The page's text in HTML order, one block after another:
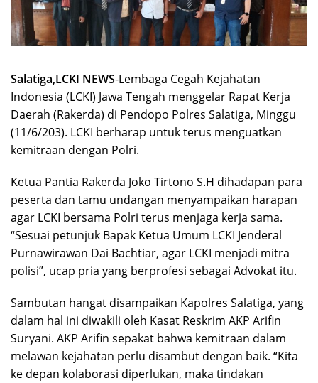
Salatiga,LCKI NEWS-Lembaga Cegah Kejahatan
Indonesia (LCKI) Jawa Tengah menggelar Rapat Kerja
Daerah (Rakerda) di Pendopo Polres Salatiga, Minggu
(11/6/203). LCKI berharap untuk terus menguatkan
kemitraan dengan Polri.
Ketua Pantia Rakerda Joko Tirtono S.H dihadapan para
peserta dan tamu undangan menyampaikan harapan
agar LCKI bersama Polri terus menjaga kerja sama.
“Sesuai petunjuk Bapak Ketua Umum LCKI Jenderal
Purnawirawan Dai Bachtiar, agar LCKI menjadi mitra
polisi”, ucap pria yang berprofesi sebagai Advokat itu.
Sambutan hangat disampaikan Kapolres Salatiga, yang
dalam hal ini diwakili oleh Kasat Reskrim AKP Arifin
Suryani. AKP Arifin sepakat bahwa kemitraan dalam
melawan kejahatan perlu disambut dengan baik. “Kita
ke depan kolaborasi diperlukan, maka tindakan